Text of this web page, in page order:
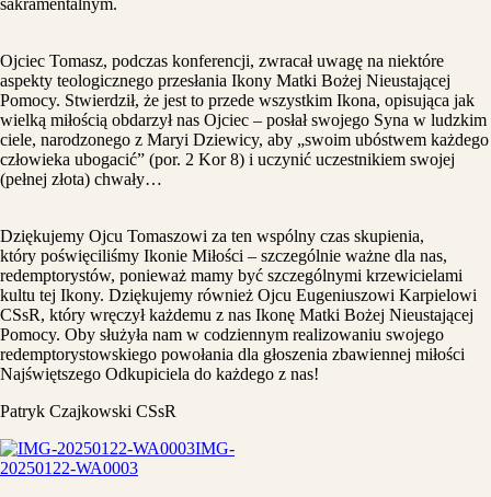
sakramentalnym.
Ojciec Tomasz, podczas konferencji, zwracał uwagę na niektóre
aspekty teologicznego przesłania Ikony Matki Bożej Nieustającej
Pomocy. Stwierdził, że jest to przede wszystkim Ikona, opisująca jak
wielką miłością obdarzył nas Ojciec – posłał swojego Syna w ludzkim
ciele, narodzonego z Maryi Dziewicy, aby „swoim ubóstwem każdego
człowieka ubogacić” (por. 2 Kor 8) i uczynić uczestnikiem swojej
(pełnej złota) chwały…
Dziękujemy Ojcu Tomaszowi za ten wspólny czas skupienia,
który poświęciliśmy Ikonie Miłości – szczególnie ważne dla nas,
redemptorystów, ponieważ mamy być szczególnymi krzewicielami
kultu tej Ikony. Dziękujemy również Ojcu Eugeniuszowi Karpielowi
CSsR, który wręczył każdemu z nas Ikonę Matki Bożej Nieustającej
Pomocy. Oby służyła nam w codziennym realizowaniu swojego
redemptorystowskiego powołania dla głoszenia zbawiennej miłości
Najświętszego Odkupiciela do każdego z nas!
Patryk Czajkowski CSsR
IMG-
20250122-WA0003